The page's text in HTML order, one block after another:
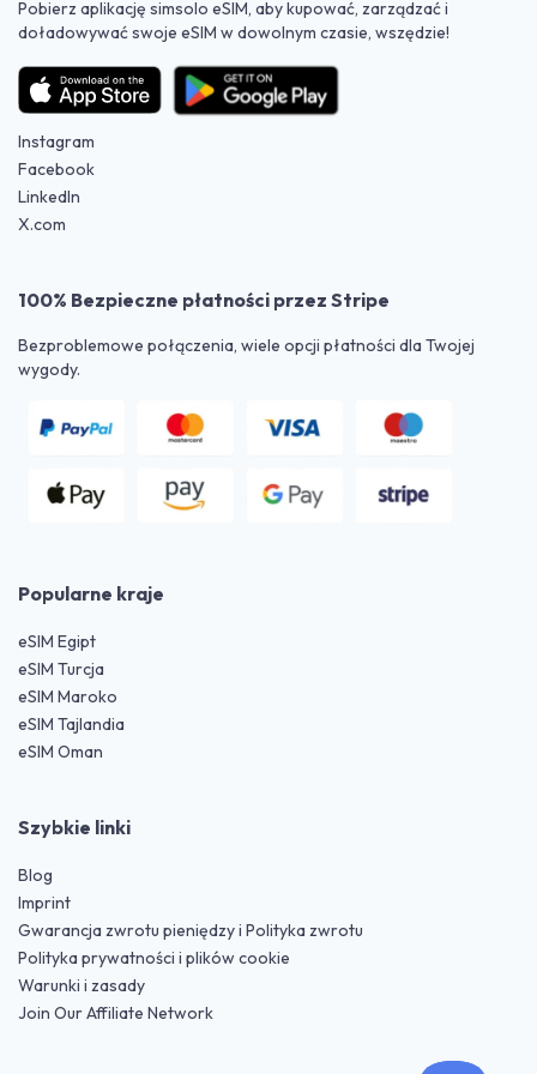
Pobierz aplikację simsolo eSIM, aby kupować, zarządzać i
doładowywać swoje eSIM w dowolnym czasie, wszędzie!
Instagram
Facebook
LinkedIn
X.com
100% Bezpieczne płatności przez Stripe
Bezproblemowe połączenia, wiele opcji płatności dla Twojej
wygody.
Popularne kraje
eSIM Egipt
eSIM Turcja
eSIM Maroko
eSIM Tajlandia
eSIM Oman
Szybkie linki
Blog
Imprint
Gwarancja zwrotu pieniędzy i Polityka zwrotu
Polityka prywatności i plików cookie
Warunki i zasady
Join Our Affiliate Network